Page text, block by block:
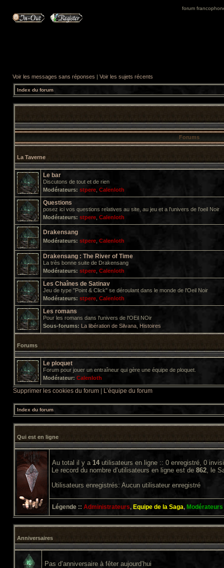
forum
Voir les messages sans réponses | Voir les sujets récents
Index du forum
Forums
La Taverne
Le bar
Discutons de tout et de rien
Modérateurs: stpere Calenloth
Questions
posez ici vos questions relatives au site, au jeu et a l'univers de l'oeil Noir
Modérateurs: stpere Calenloth
Drakensang
Modérateurs: stpere Calenloth
Drakensang : The River of Time
La très bonne suite de Drakensang
Modérateurs: stpere Calenloth
Les Chaînes de Satinav
Jeu de type "Point & Click" se déroulant dans le monde de l'Oeil Noir
Modérateurs: stpere Calenloth
Les romans
Pour les romans dans l'univers de l'OEil NOir
Sous-forums: La libération de Silvana Histoires
Forums
Le ploquet
Forum pour jouer un entraîneur qui gère une équipe de ploquet.
Modérateur: Calenloth
Supprimer les cookies du forum L’équipe du forum
Index du forum
Qui est en ligne
Au total il y a 14utilisateurs en ligne :: 0 enregistré, 0
Le record du nombre d’utilisateurs en ligne est de 862, le
Utilisateurs enregistrés: Aucun utilisateur enregistré
Légende :: Administrateurs, Equipe de la Saga,
Anniversaires
Pas d’anniversaire à fêter aujourd’hui